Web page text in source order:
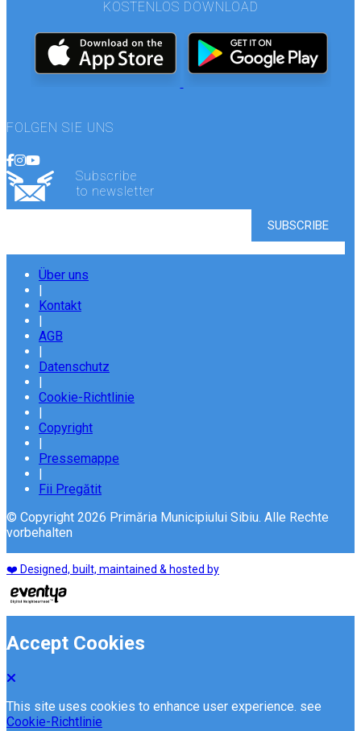
KOSTENLOS DOWNLOAD
FOLGEN SIE UNS
Subscribe
to newsletter
Über uns
|
Kontakt
|
AGB
|
Datenschutz
|
Cookie-Richtlinie
|
Copyright
|
Pressemappe
|
Fii Pregătit
© Copyright 2026 Primăria Municipiului Sibiu. Alle Rechte
vorbehalten
❤️ Designed, built, maintained & hosted by
Accept Cookies
This site uses cookies to enhance user experience. see
Cookie-Richtlinie